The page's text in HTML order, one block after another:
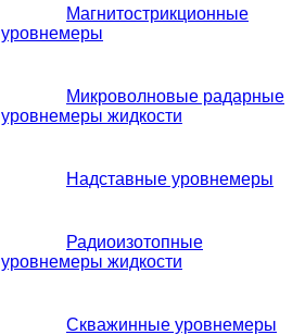
Магнитострикционные
уровнемеры
Микроволновые радарные
уровнемеры жидкости
Надставные уровнемеры
Радиоизотопные
уровнемеры жидкости
Скважинные уровнемеры